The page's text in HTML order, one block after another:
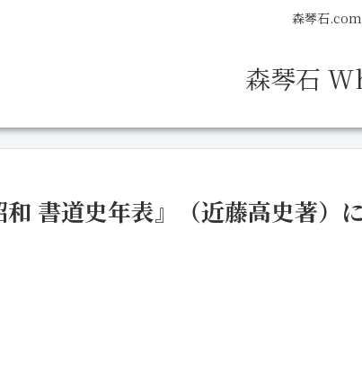
森琴石
森琴石
和 書道史年表』（近藤高史著）